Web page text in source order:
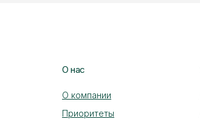
О нас
О компании
Приоритеты